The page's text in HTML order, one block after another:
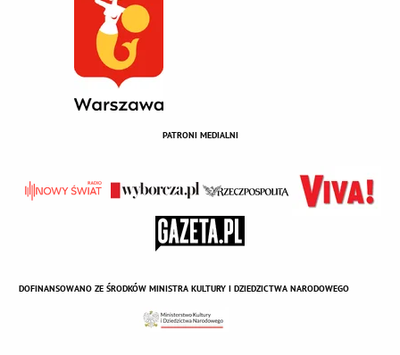
PATRONI MEDIALNI
DOFINANSOWANO ZE ŚRODKÓW MINISTRA KULTURY I DZIEDZICTWA NARODOWEGO